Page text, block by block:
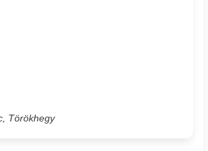
Törökhegy